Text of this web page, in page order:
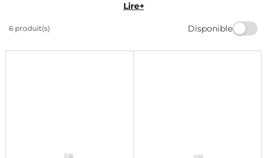
produit laisse vos mains propres et douces. Parfait
disponible en plusieurs parfums. Offrez-vous une
Lire+
6 produit(s) Disponible